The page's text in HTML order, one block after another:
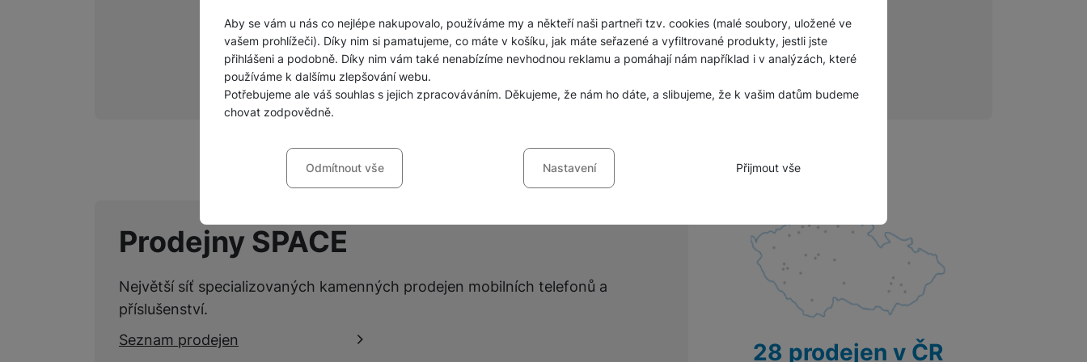
Aby se vám u nás co nejlépe nakupovalo, používáme my a někteří naši partneři tzv. cookies (malé soubory, uložené ve
vašem prohlížeči). Díky nim si pamatujeme, co máte v košíku, jak máte seřazené a vyfiltrované produkty, jestli jste
přihlášeni a podobně. Díky nim vám také nenabízíme nevhodnou reklamu a pomáhají nám například i v analýzách, které
používáme k dalšímu zlepšování webu.
Potřebujeme ale váš souhlas s jejich zpracováváním. Děkujeme, že nám ho dáte, a slibujeme, že k vašim datům budeme
chovat zodpovědně.
Nastavení souhlasů s kategoriemi cookies
bez těchto cookies náš web nebude fungovat
VŽDY AKTIVNÍ
Technické cookies umožňují váš průchod nákupním košíkem, porovnávání produktů a další nezbytné funkce.
Preferenční a rozšířené funkce
Preferenční a rozšířené funkce
abyste nemuseli vše nastavovat znovu a abyste se s námi mohli spojit např. pomocí
Povoleno
Díky těmto cookies vám práci s naším webem dokážeme ještě zpříjemnit. Dokážeme si zapamatovat vaše nastavení,
mohou vám pomoci s vyplňováním formulářů, umožní nám zobrazit služby jako je chat a podobně.
Analytické
Analytické
Odmítnout vše Nastavení Přijmout vše
autokamery
Zobrazit všechny
Prodejny SPACE
Největší síť specializovaných kamenných prodejen mobilních telefonů a
příslušenství.
Seznam prodejen
28 prodejen v ČR